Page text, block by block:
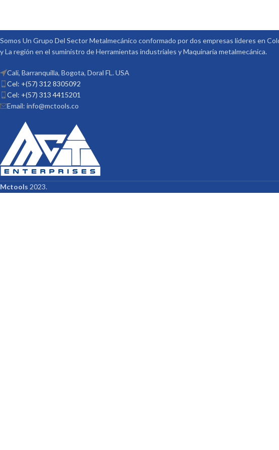
Somos Un Grupo Del Sector Metalmecánico conformado por dos empresas lideres en
y La región en el suministro de Herramientas industriales y Maquinaria metalmecánica.
Cali, Barranquilla, Bogota, Doral FL. USA
Cel: +(57) 312 8305092
Cel: +(57) 313 4415201
Email: info@mctools.co
Mctools 2023.